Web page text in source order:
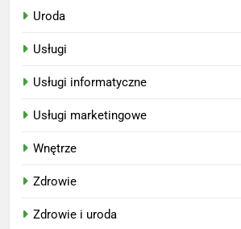
Uroda
Usługi
Usługi informatyczne
Usługi marketingowe
Wnętrze
Zdrowie
Zdrowie i uroda